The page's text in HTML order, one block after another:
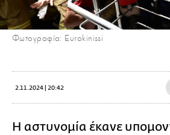
Φωτογραφία: Eurokinissi
2.11.2024 | 20:42
Η αστυνομία έκανε